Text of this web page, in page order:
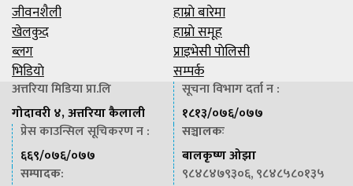
जीवनशैली
खेलकुद
ब्लग
भिडियाे
हाम्राे बारेमा
हाम्राे समूह
प्राइभेसी पाेलिसी
सम्पर्क
अत्तरिया मिडिया प्रा.लि
गोदावरी ४, अत्तरिया कैलाली
सूचना विभाग दर्ता न :
१८१३/०७६/०७७
प्रेस काउन्सिल सूचिकरण न :
६६९/०७६/०७७
सञ्चालकः
बालकृष्ण ओझा
सम्पादक: ९८४८४७९३०६, ९८४८५८०१३५